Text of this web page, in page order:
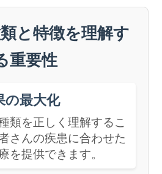
と特徴を理解す
重要性
の最大化
類を正しく理解するこ
さんの疾患に合わせた
を提供できます。